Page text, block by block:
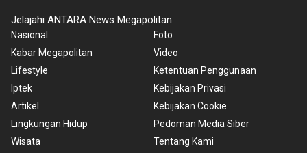
Jelajahi ANTARA News Megapolitan
Nasional
Kabar Megapolitan
Lifestyle
Iptek
Artikel
Lingkungan Hidup
Wisata
Foto
Video
Ketentuan Penggunaan
Kebijakan Privasi
Kebijakan Cookie
Pedoman Media Siber
Tentang Kami